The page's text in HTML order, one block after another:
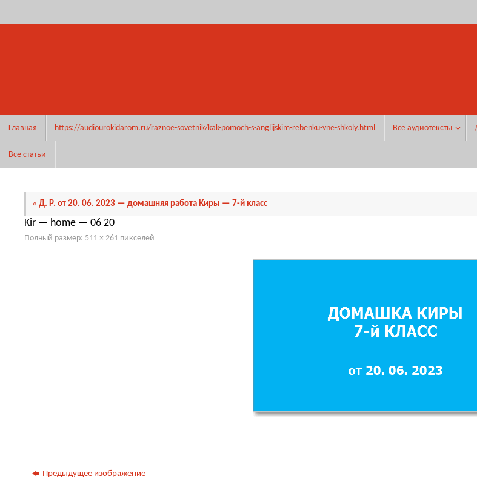
к
Главная https://audiourokidarom.ru/raznoe-sovetnik/kak-pomoch-s-anglijskim-rebenku-vne-shkoly.html Все аудиотексты
Все статьи
« Д. Р. от 20. 06. 2023 — домашняя работа Киры — 7-й класс
Kir — home — 06 20
Полный размер: 511 × 261 пикселей
Предыдущее изображение